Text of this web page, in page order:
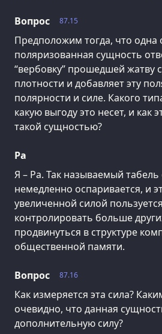
87.15
Вопрос
Предположим тогда, что одна
поляризованная сущность
“вербовку” прошедшей жатву
плотности и добавляет эту
полярности и силе. Какого
какую выгоду это несет, и как
такой сущностью?
Ра
Я – Ра. Так называемый табель
немедленно оспаривается, и
увеличенной силой
контролировать больше
продвинуться в структуре
общественной памяти.
87.16
Вопрос
Как измеряется эта сила?
очевидно, что данная
дополнительную силу?